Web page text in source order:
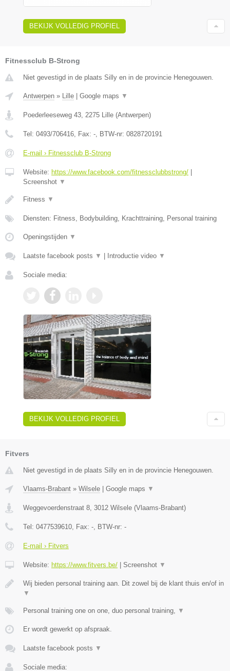
BEKIJK VOLLEDIG PROFIEL
Fitnessclub B-Strong
Niet gevestigd in de plaats Silly en in de provincie Henegouwen.
Antwerpen » Lille | Google maps ▼
Poederleeseweg 43 2275 Lille (Antwerpen)
Tel: 0493/706416 , Fax: - , BTW-nr: 0828720191
E-mail › Fitnessclub B-Strong
Website: https://www.facebook.com/fitnessclubbstrong/ |
Screenshot ▼
Fitness ▼
Diensten: Fitness, Bodybuilding, Krachttraining, Personal training
Openingstijden ▼
Laatste facebook posts ▼ | Introductie video ▼
Sociale media:
BEKIJK VOLLEDIG PROFIEL
Fitvers
Niet gevestigd in de plaats Silly en in de provincie Henegouwen.
Vlaams-Brabant » Wilsele Google maps ▼
Weggevoerdenstraat 8, 3012 Wilsele (Vlaams-Brabant)
Tel: 0477539610, Fax: -, BTW-nr: -
E-mail › Fitvers
Website: https://www.fitvers.be/ Screenshot ▼
Wij bieden personal training aan. Dit zowel bij de klant thuis en/of in
▼
Personal training one on one, duo personal training, ▼
Er wordt gewerkt op afspraak.
Laatste facebook posts ▼
Sociale media: